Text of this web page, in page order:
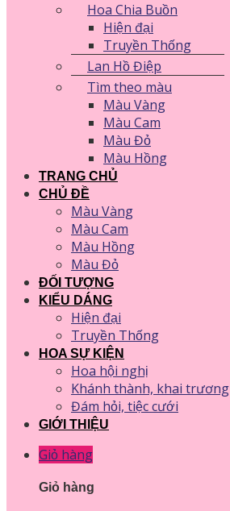
Hoa Chia Buồn
Hiện đại
Truyền Thống
Lan Hồ Điệp
Tìm theo màu
Màu Vàng
Màu Cam
Màu Đỏ
Màu Hồng
TRANG CHỦ
CHỦ ĐỀ
Màu Vàng
Màu Cam
Màu Hồng
Màu Đỏ
ĐỐI TƯỢNG
KIỂU DÁNG
Hiện đại
Truyền Thống
HOA SỰ KIỆN
Hoa hội nghị
Khánh thành, khai trương
Đám hỏi, tiệc cưới
GIỚI THIỆU
Giỏ hàng
Giỏ hàng